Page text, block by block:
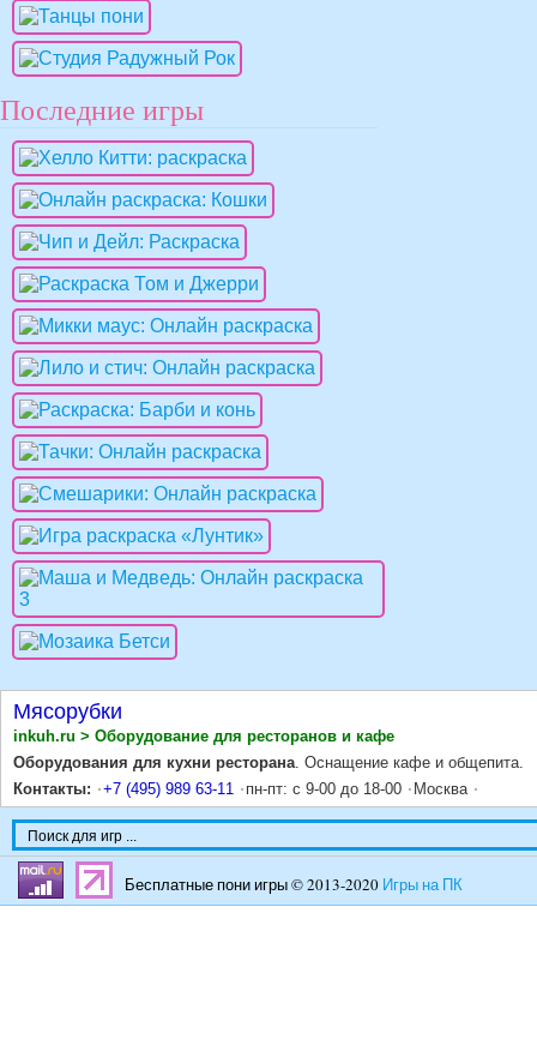
Последние игры
Мясорубки
inkuh.ru > Оборудование для ресторанов и кафе
Оборудования для кухни ресторана. Оснащение кафе и общепита.
Контакты:
+7 (495) 989 63-11 пн-пт: с 9-00 до 18-00 Москва
Бесплатные пони игры © 2013-2020 Игры на ПК